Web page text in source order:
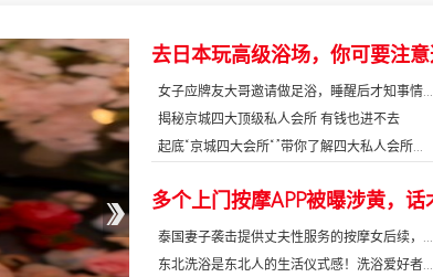
女子应牌友大哥邀请做足浴，睡醒后才知事情...
揭秘京城四大顶级私人会所 有钱也进不去
起底“京城四大会所“”带你了解四大私人会所...
泰国妻子袭击提供丈夫性服务的按摩女后续，...
东北洗浴是东北人的生活仪式感！洗浴爱好者...